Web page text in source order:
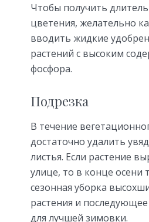
Чтобы получить
цветения, желательно
вводить жидкие
растений с высоким
фосфора.
Подрезка
В течение
достаточно удалить
листья. Если растение
улице, то в конце осени
сезонная уборка
растения и
для лучшей зимовки.